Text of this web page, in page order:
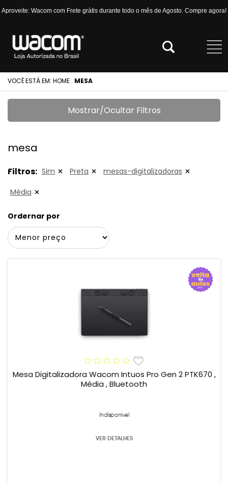
Aproveite: Wacom com Frete grátis durante todo o mês de Agosto. Compre agora!
VOCÊ ESTÁ EM: HOME . MESA
Mostrar/Ocultar Filtros
mesa
Filtros: Sim Preta mesas-digitalizadoras
Média
Ordernar por
Mesa Digitalizadora Wacom Intuos Pro Gen 2 PTK670 ,
Média , Bluetooth
Indisponível
VER DETALHES